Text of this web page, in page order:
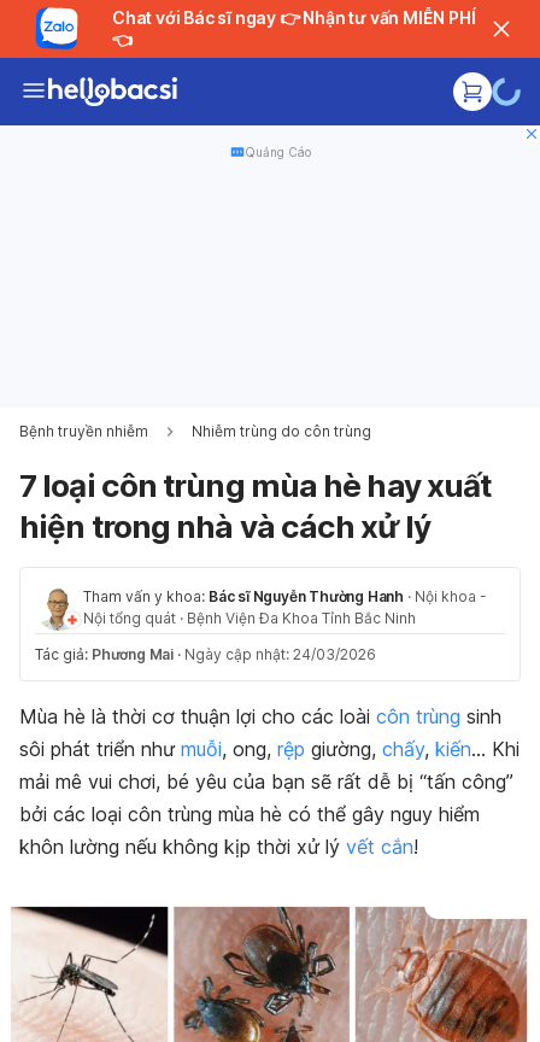
Chat với Bác sĩ ngay 👉 Nhận tư vấn MIỄN PHÍ
👈
Quảng Cáo
Bệnh truyền nhiễm Nhiễm trùng do côn trùng
7 loại côn trùng mùa hè hay xuất
hiện trong nhà và cách xử lý
Tham vấn y khoa: Bác sĩ Nguyễn Thường Hanh · Nội khoa -
Nội tổng quát · Bệnh Viện Đa Khoa Tỉnh Bắc Ninh
Tác giả: Phương Mai · Ngày cập nhật: 24/03/2026
Mùa hè là thời cơ thuận lợi cho các loài côn trùng sinh
sôi phát triển như muỗi, ong, rệp giường, chấy, kiến… Khi
mải mê vui chơi, bé yêu của bạn sẽ rất dễ bị “tấn công”
bởi các loại côn trùng mùa hè có thể gây nguy hiểm
khôn lường nếu không kịp thời xử lý vết cắn!